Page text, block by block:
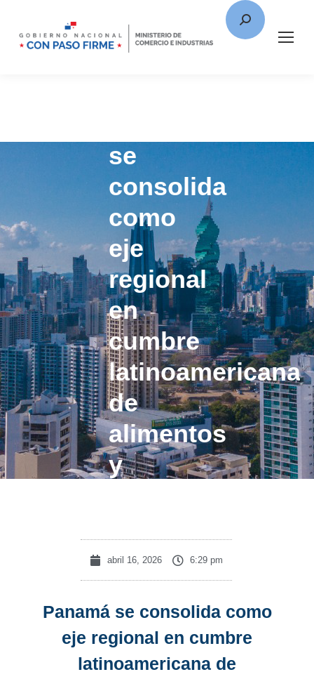
se
consolida
como
eje
regional
en
cumbre
latinoamericana
de
alimentos
y
abril 16, 2026 6:29 pm
Panamá se consolida como
eje regional en cumbre
latinoamericana de